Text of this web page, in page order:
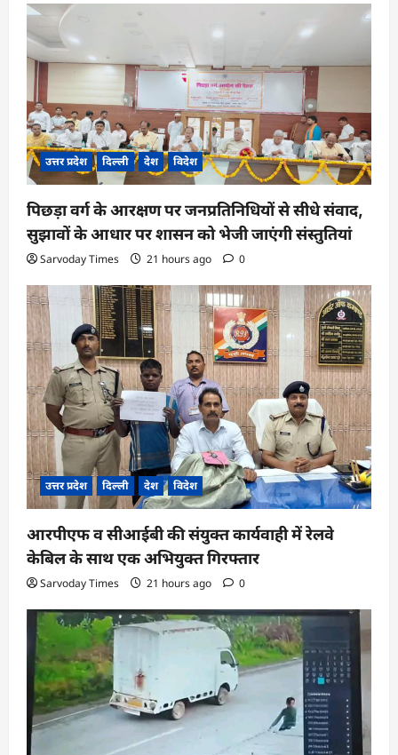
उत्तर प्रदेश दिल्ली देश विदेश
पिछड़ा वर्ग के आरक्षण पर जनप्रतिनिधियों से सीधे संवाद,
सुझावों के आधार पर शासन को भेजी जाएंगी संस्तुतियां
Sarvoday Times 21 hours ago 0
उत्तर प्रदेश दिल्ली देश विदेश
आरपीएफ व सीआईबी की संयुक्त कार्यवाही में रेलवे
केबिल के साथ एक अभियुक्त गिरफ्तार
Sarvoday Times 21 hours ago 0